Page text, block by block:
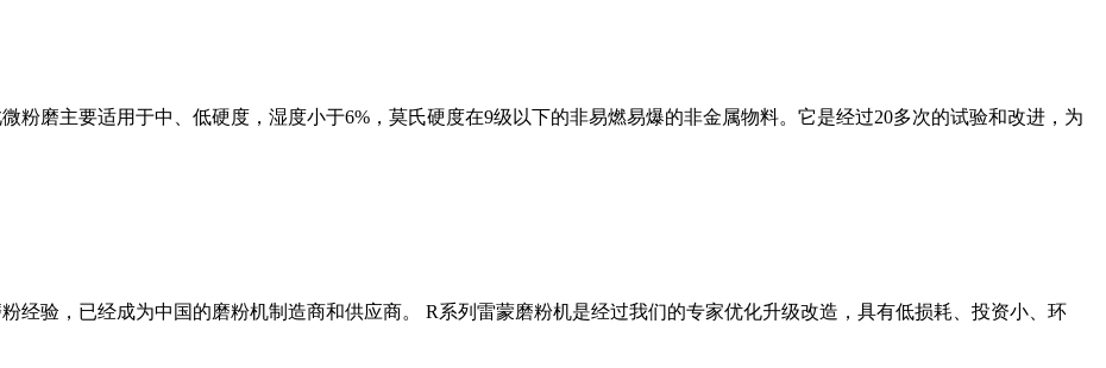
粉磨主要适用于中、低硬度，湿度小于6%，莫氏硬度在9级以下的非易燃易爆的非金属物料。它是经过20多次的试验和改进，为
经验，已经成为中国的磨粉机制造商和供应商。 R系列雷蒙磨粉机是经过我们的专家优化升级改造，具有低损耗、投资小、环